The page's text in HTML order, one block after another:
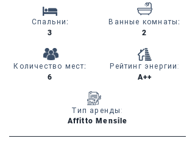
Спальни:
3
Количество мест:
6
Ванные комнаты:
2
Рейтинг энергии:
A++
Тип аренды:
Affitto Mensile